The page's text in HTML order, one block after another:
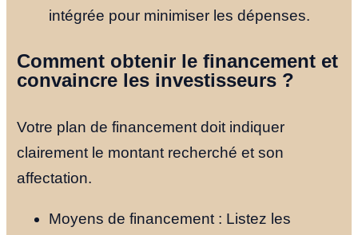
intégrée pour minimiser les dépenses.
Comment obtenir le financement et
convaincre les investisseurs ?
Votre plan de financement doit indiquer
clairement le montant recherché et son
affectation.
Moyens de financement : Listez les